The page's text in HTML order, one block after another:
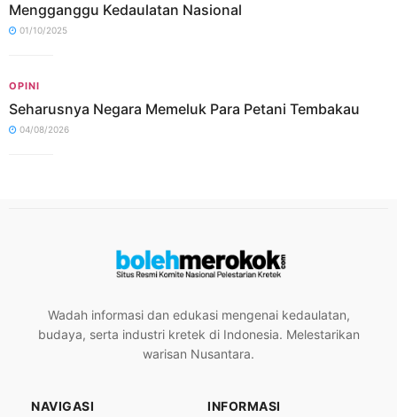
Mengganggu Kedaulatan Nasional
01/10/2025
OPINI
Seharusnya Negara Memeluk Para Petani Tembakau
04/08/2026
Wadah informasi dan edukasi mengenai kedaulatan,
budaya, serta industri kretek di Indonesia. Melestarikan
warisan Nusantara.
NAVIGASI INFORMASI